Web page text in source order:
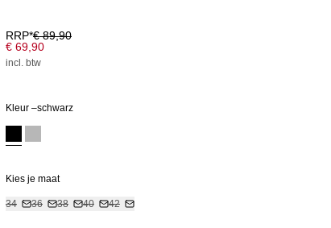
RRP*€ 89,90
€ 69,90
incl. btw
Kleur –schwarz
Kies je maat
34 36 38 40 42